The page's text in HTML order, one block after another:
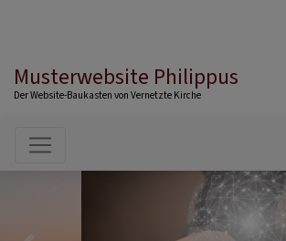
Musterwebsite Philippus
Der Website-Baukasten von Vernetzte Kirche
Hauptnavigation